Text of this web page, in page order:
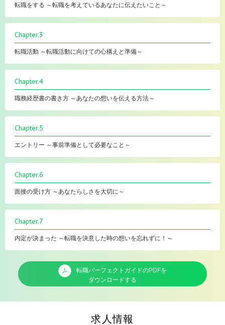
転職をする ～転職を考えているあなたに伝えたいこと～
Chapter.3
転職活動 ～転職活動に向けての心構えと準備～
Chapter.4
職務経歴書の書き方 ～あなたの想いを伝える方法～
Chapter.5
エントリー ～事前準備として必要なこと～
Chapter.6
面接の受け方 ～あなたらしさを大切に～
Chapter.7
内定が決まった ～転職を決意した時の想いを忘れずに！～
転職パーフェクトガイドのPDFを
ダウンロードする
求人情報